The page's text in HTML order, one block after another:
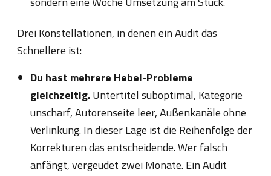
Drei Konstellationen, in denen ein Audit das
Schnellere ist:
Du hast mehrere Hebel-Probleme
gleichzeitig.Untertitel suboptimal, Kategorie
unscharf, Autorenseite leer, Außenkanäle ohne
Verlinkung. In dieser Lage ist die Reihenfolge der
Korrekturen das entscheidende. Wer falsch
anfängt, vergeudet zwei Monate. Ein Audit